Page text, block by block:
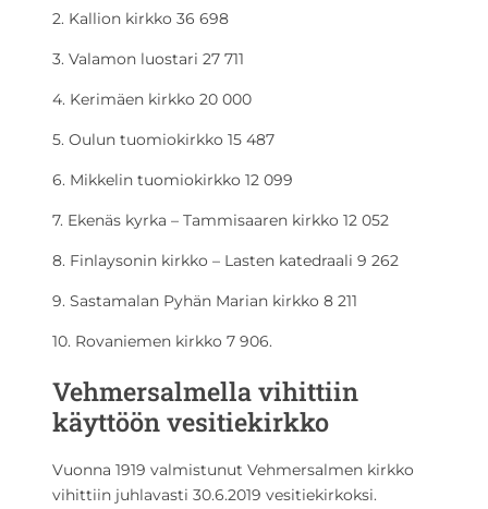
2. Kallion kirkko 36 698
3. Valamon luostari 27 711
4. Kerimäen kirkko 20 000
5. Oulun tuomiokirkko 15 487
6. Mikkelin tuomiokirkko 12 099
7. Ekenäs kyrka – Tammisaaren kirkko 12 052
8. Finlaysonin kirkko – Lasten katedraali 9 262
9. Sastamalan Pyhän Marian kirkko 8 211
10. Rovaniemen kirkko 7 906.
Vehmersalmella vihittiin
käyttöön vesitiekirkko
Vuonna 1919 valmistunut Vehmersalmen kirkko
vihittiin juhlavasti 30.6.2019 vesitiekirkoksi.